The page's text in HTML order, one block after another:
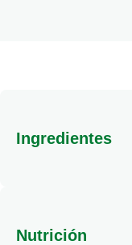
Ingredientes
Nutrición